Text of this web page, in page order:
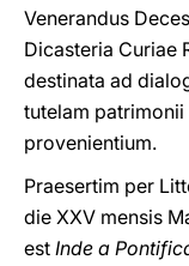
Venerandus
Dicasteria Curiae
destinata ad
tutelam
provenientium.
Praesertim per
die XXV mensis
est Inde a